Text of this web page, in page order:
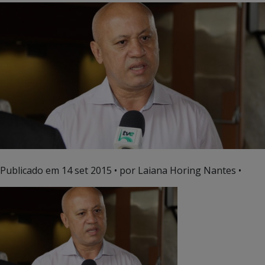
Publicado em 14 set 2015 • por Laiana Horing Nantes •